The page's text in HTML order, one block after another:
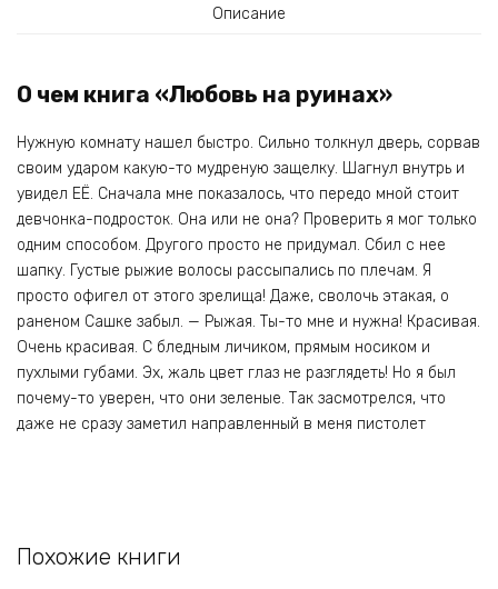
Описание
О чем книга «Любовь на руинах»
Нужную комнату нашел быстро. Сильно толкнул дверь, сорвав
своим ударом какую-то мудреную защелку. Шагнул внутрь и
увидел ЕЁ. Сначала мне показалось, что передо мной стоит
девчонка-подросток. Она или не она? Проверить я мог только
одним способом. Другого просто не придумал. Сбил с нее
шапку. Густые рыжие волосы рассыпались по плечам. Я
просто офигел от этого зрелища! Даже, сволочь этакая, о
раненом Сашке забыл. — Рыжая. Ты-то мне и нужна! Красивая.
Очень красивая. С бледным личиком, прямым носиком и
пухлыми губами. Эх, жаль цвет глаз не разглядеть! Но я был
почему-то уверен, что они зеленые. Так засмотрелся, что
даже не сразу заметил направленный в меня пистолет
Похожие книги